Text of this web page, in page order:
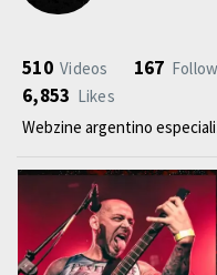
510 Videos 167
6,853 Likes
Webzine argentino